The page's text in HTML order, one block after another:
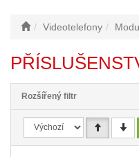
Videotelefony
Rozšířený filtr